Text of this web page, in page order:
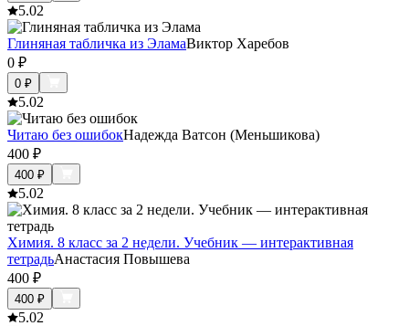
5.02
Глиняная табличка из ЭламаВиктор Харебов
0 ₽
0 ₽
5.02
Читаю без ошибокНадежда Ватсон (Меньшикова)
400 ₽
400 ₽
5.02
Химия. 8 класс за 2 недели. Учебник — интерактивная
тетрадьАнастасия Повышева
400 ₽
400 ₽
5.02